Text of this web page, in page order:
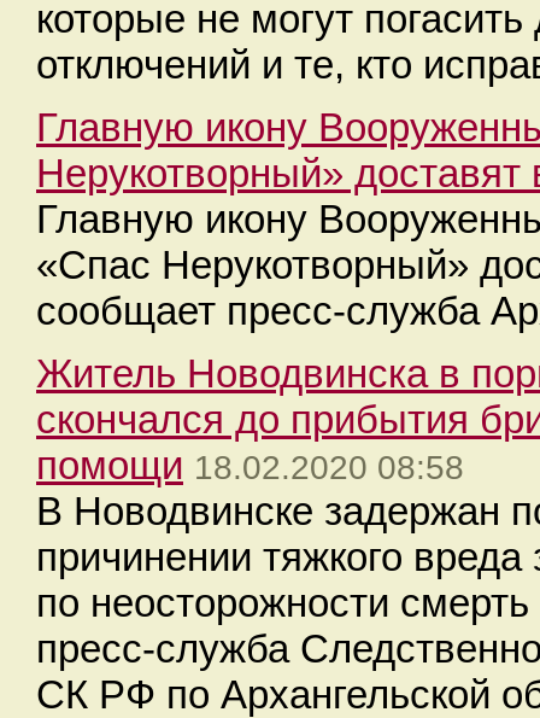
которые не могут
отключений и те, кто
Главную икону
Нерукотворный» доставят
Главную икону
«Спас Нерукотворный»
сообщает пресс-служба
Житель Новодвинска в
скончался до прибытия
помощи 18.02.2020 08:58
В Новодвинске задержан
причинении тяжкого
по неосторожности
пресс-служба
СК РФ по Архангельской